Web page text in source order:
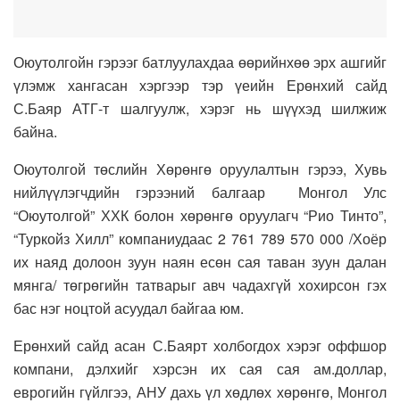
Оюутолгойн гэрээг батлуулахдаа өөрийнхөө эрх ашгийг
үлэмж хангасан хэргээр тэр үеийн Ерөнхий сайд
С.Баяр АТГ-т шалгуулж, хэрэг нь шүүхэд шилжиж
байна.
Оюутолгой төслийн Хөрөнгө оруулалтын гэрээ, Хувь
нийлүүлэгчдийн гэрээний балгаар Монгол Улс
“Оюутолгой” ХХК болон хөрөнгө оруулагч “Рио Тинто”,
“Туркойз Хилл” компаниудаас 2 761 789 570 000 /Хоёр
их наяд долоон зуун наян есөн сая таван зуун далан
мянга/ төгрөгийн татварыг авч чадахгүй хохирсон гэх
бас нэг ноцтой асуудал байгаа юм.
Ерөнхий сайд асан С.Баярт холбогдох хэрэг оффшор
компани, дэлхийг хэрсэн их сая сая ам.доллар,
еврогийн гүйлгээ, АНУ дахь үл хөдлөх хөрөнгө, Монгол